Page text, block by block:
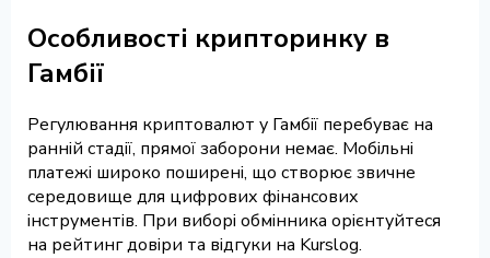
Особливості крипторинку в
Гамбії
Регулювання криптовалют у Гамбії перебуває на
ранній стадії, прямої заборони немає. Мобільні
платежі широко поширені, що створює звичне
середовище для цифрових фінансових
інструментів. При виборі обмінника орієнтуйтеся
на рейтинг довіри та відгуки на Kurslog.